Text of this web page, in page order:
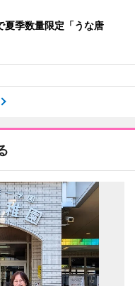
夏季数量限定「うな唐